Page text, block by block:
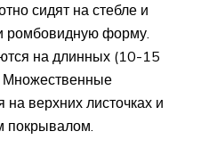
сидят на стебле и
ромбовидную форму.
на длинных (10-15
Множественные
на верхних листочках и
покрывалом.